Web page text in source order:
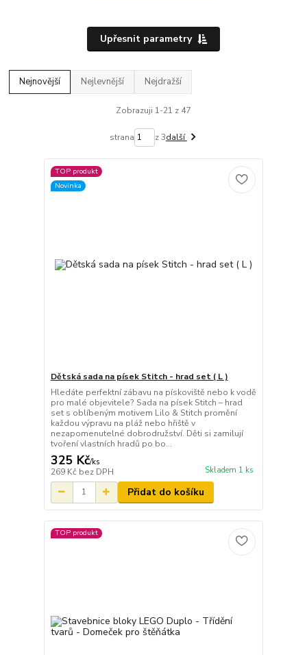
Upřesnit parametry
Nejnovější Nejlevnější Nejdražší
Zobrazuji 1-21 z 47
strana z 3další
TOP produkt
Novinka
Dětská sada na písek Stitch - hrad set ( L )
Hledáte perfektní zábavu na pískoviště nebo k vodě
pro malé objevitele? Sada na písek Stitch – hrad
set s oblíbeným motivem Lilo & Stitch promění
každou výpravu na pláž nebo hřiště v
nezapomenutelné dobrodružství. Děti si zamilují
tvoření vlastních hradů po bo...
325 Kč/ks
269 Kč bez DPH Skladem 1 ks
Přidat do košíku
TOP produkt